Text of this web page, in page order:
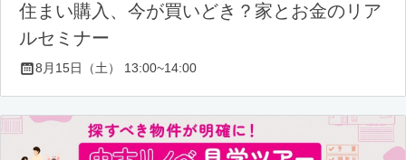
住まい購入、今が買いどき？家とお金のリア
ルセミナー
8月15日（土） 13:00~14:00